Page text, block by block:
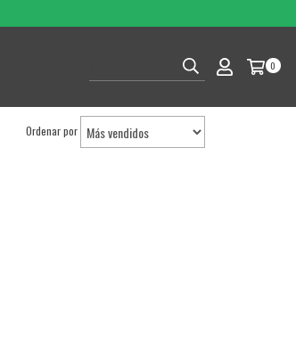
0
Ordenar por